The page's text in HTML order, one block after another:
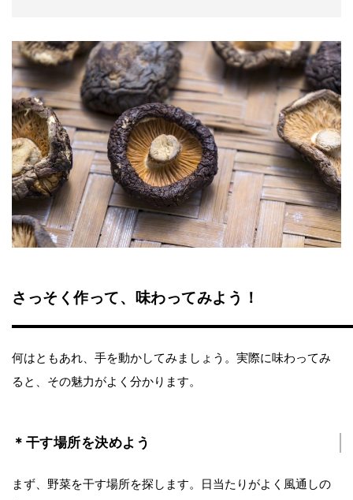
さっそく作って、味わってみよう！
何はともあれ、手を動かしてみましょう。実際に味わってみ
ると、その魅力がよく分かります。
＊干す場所を決めよう
まず、野菜を干す場所を探します。日当たりがよく風通しの